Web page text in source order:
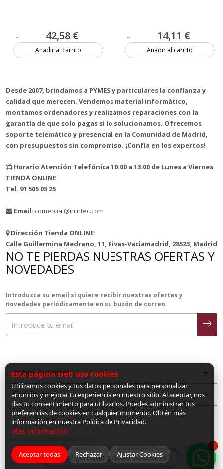
42,58 €
Añadir al carrito
14,11 €
Añadir al carrito
Desde 2007, brindamos a PYMES y particulares la confianza y
calidad que merecen. Vendemos material informático,
montamos ordenadores y realizamos reparaciones con la
garantía de que solo pagas si lo solucionamos. Ofrecemos
soporte telemático y presencial en la Comunidad de Madrid,
con presupuestos sin compromiso. ¡Confía en los expertos!
Horario Atención Telefónica 10:00 a 13:00 de Lunes a Viernes
TIENDA ONLINE
Tel. 91 505 05 25
Email: comercial@inintec.com
Dirección Tienda ONLINE:
Calle Guillermina Medrano, 11, Rivas-Vaciamadrid, 28523, Madrid
NO TE PIERDAS NUESTRAS OFERTAS Y
NOVEDADES
Introduzca su email si quiere recibir nuestras ofertas y
novedades periódicamente en su buzón de correo.
Sobre nosotros
Condiciones
LiveCommerce
1
¡Hola! ¿en qué puedo ayudarte?
Esta página web usa cookies
Utilizamos cookies y tus datos personales para personalizar
anuncios y mejorar tu experiencia en nuestro sitio. Al aceptar, nos
das tu consentimiento para utilizarlos. Puedes administrar tus
preferencias de cookies en cualquier momento. Obtén más
información en nuestra Política de Privacidad.
Más información
Aceptar todas Rechazar Ajustar Cookies